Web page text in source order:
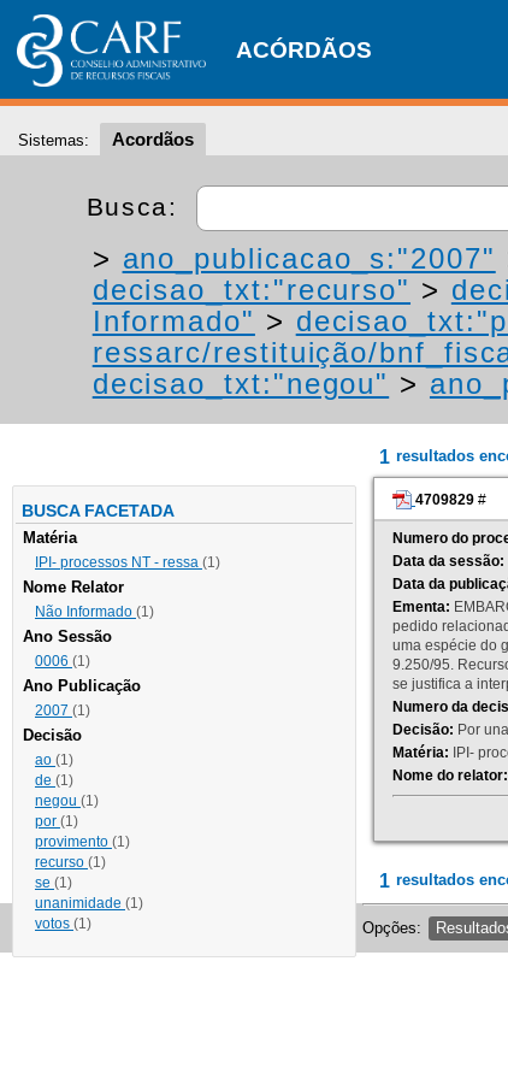
ACÓRDÃOS
Sistemas: Acordãos
Busca:
> ano_publicacao_s:"2007"
decisao_txt:"recurso" >
Informado" >
ressarc/restituição/
decisao_txt:"negou" >
BUSCA FACETADA
Matéria
IPI- processos NT - ressa (1)
Nome Relator
Não Informado (1)
Ano Sessão
0006 (1)
Ano Publicação
2007 (1)
Decisão
ao (1)
de (1)
negou (1)
por (1)
provimento (1)
recurso (1)
se (1)
unanimidade (1)
votos (1)
1 resultados
4709829 #
Numero do
Data da sessão:
Data da
Ementa:
pedido
uma espécie do
9.250/95.
se justifica a
Numero da
Decisão: Por
Matéria: IPI-
Nome do relator:
1 resultados
Opções: